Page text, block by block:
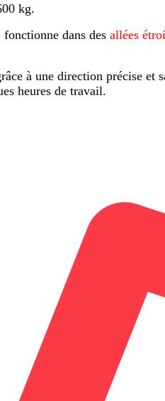
kg.
dans des allées
à une direction précise
heures de travail.